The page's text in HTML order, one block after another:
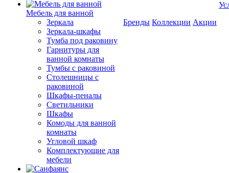
Мебель для ванной
Зеркала
Зеркала-шкафы
Тумба под раковину
Гарнитуры для
ванной комнаты
Тумбы с раковиной
Столешницы с
раковиной
Шкафы-пеналы
Светильники
Шкафы
Комоды для ванной
комнаты
Угловой шкаф
Комплектующие для
мебели
Бренды Коллекции Акции